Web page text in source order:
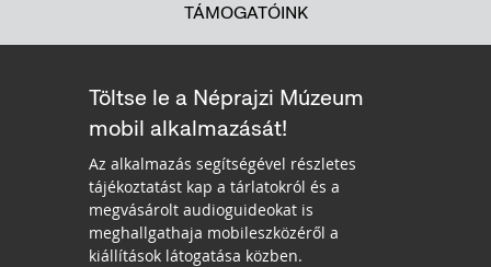
TÁMOGATÓINK
Töltse le a Néprajzi Múzeum
mobil alkalmazását!
Az alkalmazás segítségével részletes
tájékoztatást kap a tárlatokról és a
megvásárolt audioguideokat is
meghallgathaja mobileszközéről a
kiállítások látogatása közben.